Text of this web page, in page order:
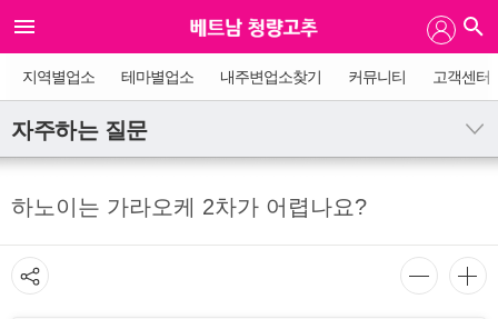
지역별업소 테마별업소 내주변업소찾기 커뮤니티 고객센터
자주하는 질문
하노이는 가라오케 2차가 어렵나요?